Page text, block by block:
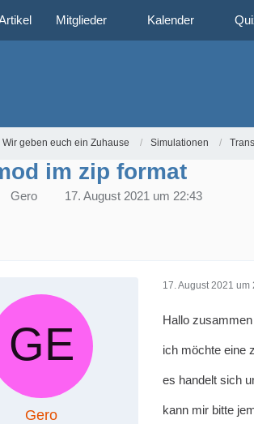
Mitglieder Kalender
geben euch ein Zuhause Simulationen
im zip format
Gero 17. August 2021 um 22:43
Gero
17. August 2021 um
Hallo zusammen
ich möchte eine
es handelt sich
kann mir bitte